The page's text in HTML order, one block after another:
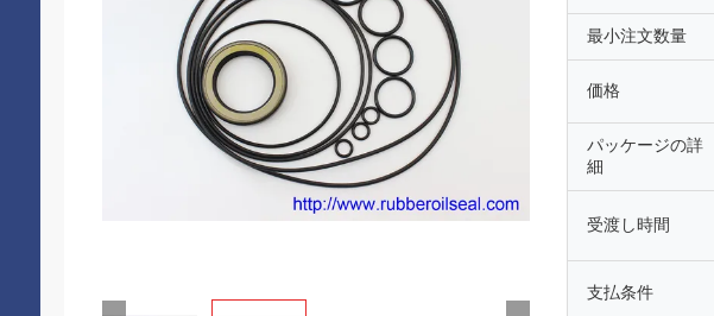
最小注文数量
価格
パッケージの詳
細
受渡し時間
支払条件